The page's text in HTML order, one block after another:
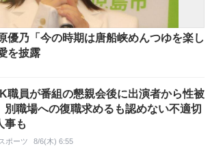
優乃「今の時期は唐船峡めんつゆを楽し
を披露
職員が番組の懇親会後に出演者から性被
職場への復職求めるも認めない不適切
事も
ポーツ 8/6(木) 6:55